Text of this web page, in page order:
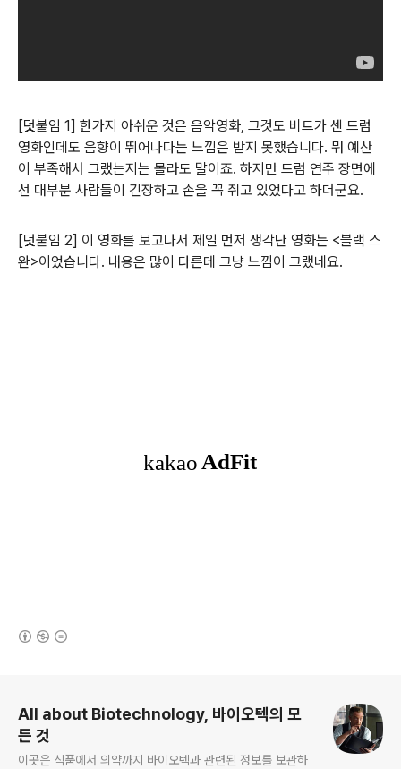
[덧붙임 1] 한가지 아쉬운 것은 음악영화, 그것도 비트가 센 드럼
영화인데도 음향이 뛰어나다는 느낌은 받지 못했습니다. 뭐 예산
이 부족해서 그랬는지는 몰라도 말이죠. 하지만 드럼 연주 장면에
선 대부분 사람들이 긴장하고 손을 꼭 쥐고 있었다고 하더군요.
[덧붙임 2] 이 영화를 보고나서 제일 먼저 생각난 영화는 <블랙 스
완>이었습니다. 내용은 많이 다른데 그냥 느낌이 그랬네요.
All about Biotechnology, 바이오텍의 모
든 것
이곳은 식품에서 의약까지 바이오텍과 관련된 정보를 보관하